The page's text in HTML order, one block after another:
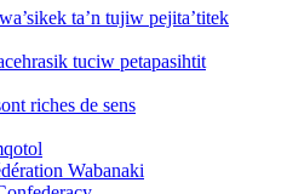
ta’n tujiw pejita’titek
tuciw petapasihtit
riches de sens
Wabanaki